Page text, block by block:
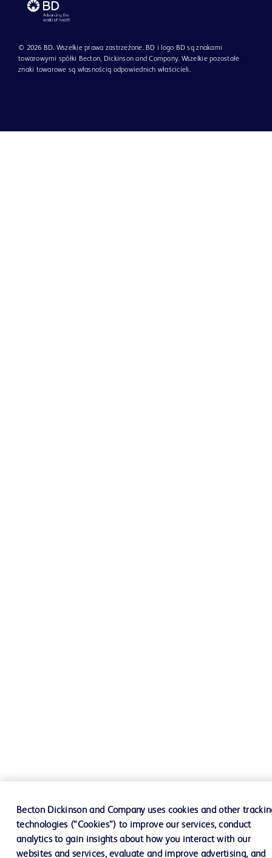
© 2026 BD. Wszelkie prawa zastrzeżone. BD i logo BD są znakami
towarowymi spółki Becton, Dickinson and Company. Wszelkie pozostałe
znaki towarowe są własnością odpowiednich właścicieli.
Becton Dickinson and Company uses cookies and other
technologies (“Cookies”) to improve our services, conduct
analytics to gain insights about how you interact with our
websites and services, evaluate and improve advertising, and